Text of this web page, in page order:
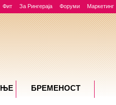
Фит За Рингераја Форуми Маркетинг
БРЕМЕНОСТ